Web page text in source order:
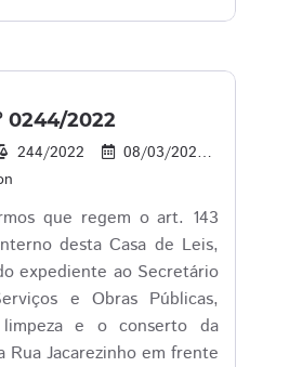
0244/2022
244/2022 08/03/2022
que regem o art. 143
desta Casa de Leis,
expediente ao Secretário
e Obras Públicas,
e o conserto da
Rua Jacarezinho em frente